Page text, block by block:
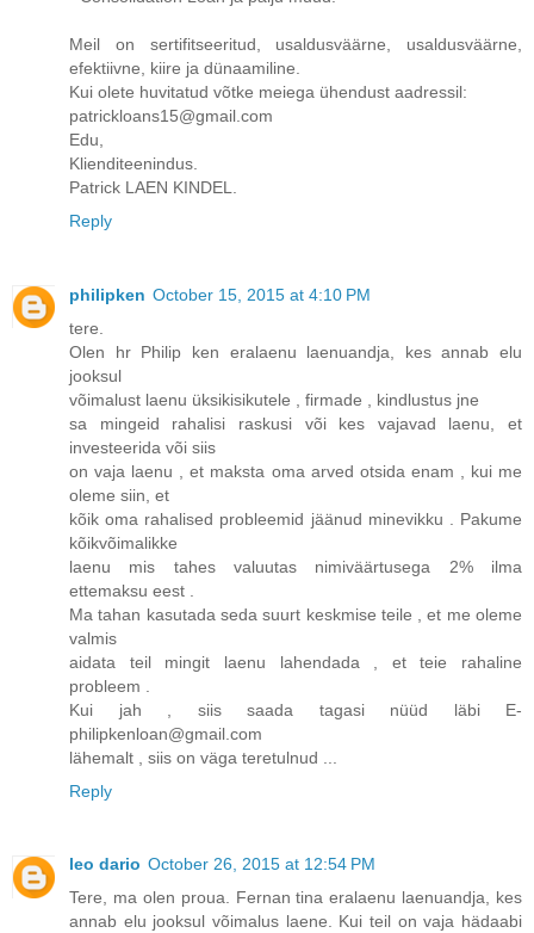
Meil on sertifitseeritud, usaldusväärne, usaldusväärne,
efektiivne, kiire ja dünaamiline.
Kui olete huvitatud võtke meiega ühendust aadressil:
patrickloans15@gmail.com
Edu,
Klienditeenindus.
Patrick LAEN KINDEL.
Reply
philipken October 15, 2015 at 4:10 PM
tere.
Olen hr Philip ken eralaenu laenuandja, kes annab elu
jooksul
võimalust laenu üksikisikutele , firmade , kindlustus jne
sa mingeid rahalisi raskusi või kes vajavad laenu, et
investeerida või siis
on vaja laenu , et maksta oma arved otsida enam , kui me
oleme siin, et
kõik oma rahalised probleemid jäänud minevikku . Pakume
kõikvõimalikke
laenu mis tahes valuutas nimiväärtusega 2% ilma
ettemaksu eest .
Ma tahan kasutada seda suurt keskmise teile , et me oleme
valmis
aidata teil mingit laenu lahendada , et teie rahaline
probleem .
Kui jah , siis saada tagasi nüüd läbi E-
philipkenloan@gmail.com
lähemalt , siis on väga teretulnud ...
Reply
leo dario October 26, 2015 at 12:54 PM
Tere, ma olen proua. Fernan tina eralaenu laenuandja, kes
annab elu jooksul võimalus laene. Kui teil on vaja hädaabi